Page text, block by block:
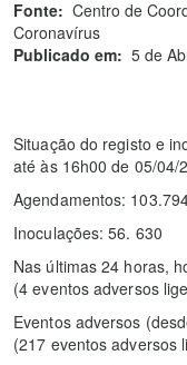
Fonte: Centro de
Coronavírus
Publicado em: 5 de
Situação do registo e
até às 16h00 de 05/04/
Agendamentos:
Inoculações: 56. 630
Nas últimas 24 horas,
(4 eventos adversos
Eventos adversos
(217 eventos adversos